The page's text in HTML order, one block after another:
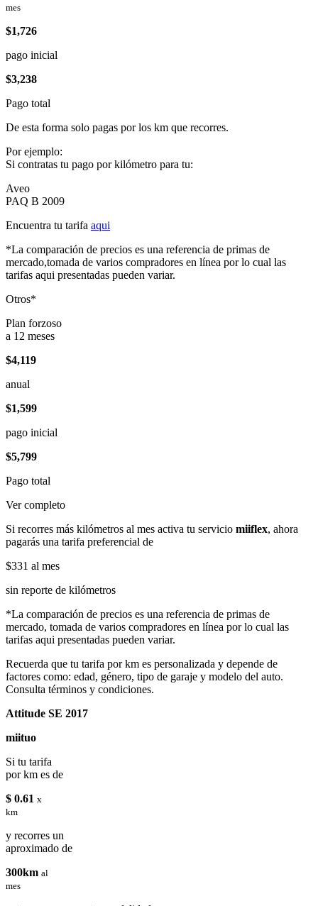
mes
$1,726
pago inicial
$3,238
Pago total
De esta forma solo pagas por los km que recorres.
Por ejemplo:
Si contratas tu pago por kilómetro para tu:
Aveo
PAQ B 2009
Encuentra tu tarifa aqui
*La comparación de precios es una referencia de primas de
mercado,tomada de varios compradores en línea por lo cual las
tarifas aqui presentadas pueden variar.
Otros*
Plan forzoso
a 12 meses
$4,119
anual
$1,599
pago inicial
$5,799
Pago total
Ver completo
Si recorres más kilómetros al mes activa tu servicio miiflex, ahora
pagarás una tarifa preferencial de
$331 al mes
sin reporte de kilómetros
*La comparación de precios es una referencia de primas de
mercado, tomada de varios compradores en línea por lo cual las
tarifas aqui presentadas pueden variar.
Recuerda que tu tarifa por km es personalizada y depende de
factores como: edad, género, tipo de garaje y modelo del auto.
Consulta términos y condiciones.
Attitude SE 2017
miituo
Si tu tarifa
por km es de
$ 0.61 x
km
y recorres un
aproximado de
300km al
mes